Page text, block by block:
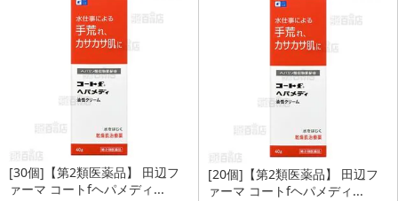
[30個]【第2類医薬品】 田辺フ
ァーマ コートfヘパメディ...
[20個]【第2類医薬品】 田辺フ
ァーマ コートfヘパメディ...